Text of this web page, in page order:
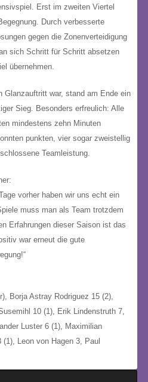
Erst im zweiten Viertel
Durch verbesserte
gegen die Zonenverteidigung
sich Schritt für Schritt absetzen
übernehmen.
Glanzauftritt war, stand am Ende ein
Sieg. Besonders erfreulich: Alle
mindestens zehn Minuten
punkten, vier sogar zweistellig
Teamleistung.
vorher haben wir uns echt ein
muss man als Team trotzdem
Erfahrungen dieser Saison ist das
war erneut die gute
Borja Astray Rodriguez 15 (2),
10 (1), Erik Lindenstruth 7,
Luster 6 (1), Maximilian
Leon von Hagen 3, Paul